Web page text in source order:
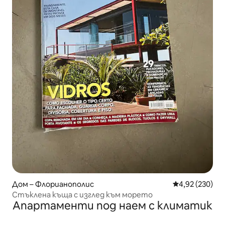
Дом – Флорианополис Средна
4,92 (230)
Стъклена къща с изглед към морето
Апартаменти под наем с климатик